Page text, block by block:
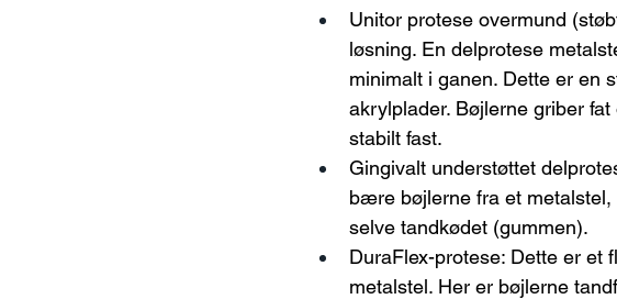
Unitor protese overmund
løsning. En delprotese
minimalt i ganen. Dette er en
akrylplader. Bøjlerne griber
stabilt fast.
Gingivalt understøttet
bære bøjlerne fra et
selve tandkødet (gummen).
DuraFlex-protese: Dette er et
metalstel. Her er bøjlerne